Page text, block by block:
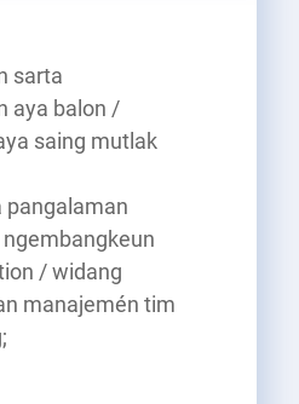
sarta
aya balon /
saing mutlak
pangalaman
/ widang
manajemén tim